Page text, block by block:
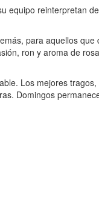
equipo reinterpretan
para aquellos
ron y aroma de
Los mejores
Domingos